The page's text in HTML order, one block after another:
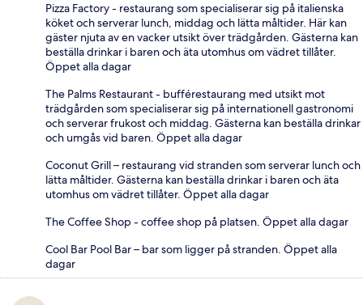
Pizza Factory - restaurang som specialiserar sig på italienska
köket och serverar lunch, middag och lätta måltider. Här kan
gäster njuta av en vacker utsikt över trädgården. Gästerna kan
beställa drinkar i baren och äta utomhus om vädret tillåter.
Öppet alla dagar
The Palms Restaurant - bufférestaurang med utsikt mot
trädgården som specialiserar sig på internationell gastronomi
och serverar frukost och middag. Gästerna kan beställa drinkar
och umgås vid baren. Öppet alla dagar
Coconut Grill – restaurang vid stranden som serverar lunch och
lätta måltider. Gästerna kan beställa drinkar i baren och äta
utomhus om vädret tillåter. Öppet alla dagar
The Coffee Shop - coffee shop på platsen. Öppet alla dagar
Cool Bar Pool Bar – bar som ligger på stranden. Öppet alla
dagar